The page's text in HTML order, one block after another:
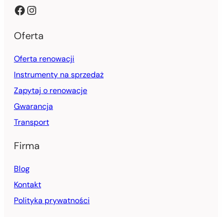
Facebook Instagram
Oferta
Oferta renowacji
Instrumenty na sprzedaż
Zapytaj o renowacje
Gwarancja
Transport
Firma
Blog
Kontakt
Polityka prywatności